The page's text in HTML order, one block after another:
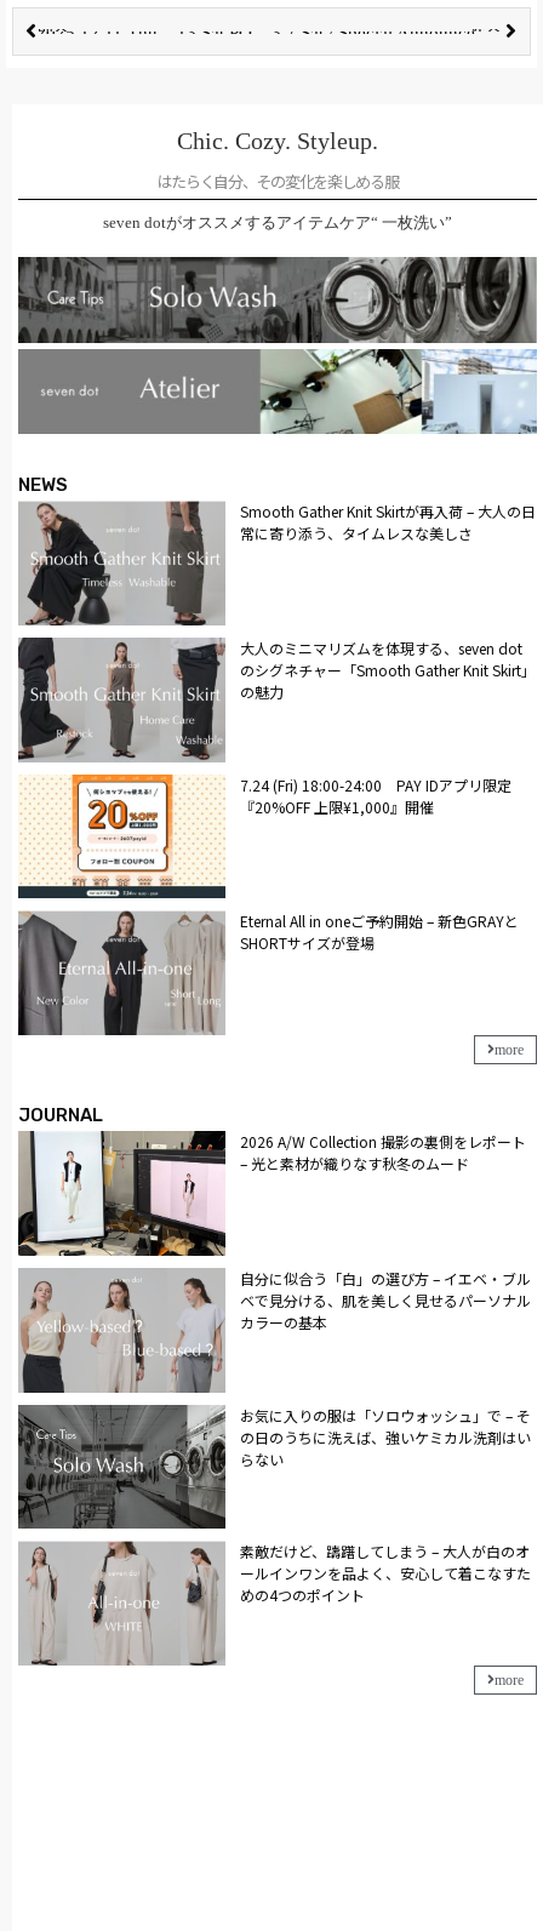
前へ 次へ
3.7 Sat / Special Announcement｜Adé Charity Bazaar
Chic. Cozy. Styleup.
はたらく自分、その変化を楽しめる服
seven dotがオススメするアイテムケア“ 一枚洗い”
NEWS
Smooth Gather Knit Skirtが再入荷 – 大人の日
常に寄り添う、タイムレスな美しさ
大人のミニマリズムを体現する、seven dot
のシグネチャー「Smooth Gather Knit Skirt」
の魅力
7.24 (Fri) 18:00-24:00 PAY IDアプリ限定
『20%OFF 上限¥1,000』開催
Eternal All in oneご予約開始 – 新色GRAYと
SHORTサイズが登場
more
JOURNAL
2026 A/W Collection 撮影の裏側をレポート
– 光と素材が織りなす秋冬のムード
自分に似合う「白」の選び方 – イエベ・ブル
ベで見分ける、肌を美しく見せるパーソナル
カラーの基本
お気に入りの服は「ソロウォッシュ」で – そ
の日のうちに洗えば、強いケミカル洗剤はい
らない
素敵だけど、躊躇してしまう – 大人が白のオ
ールインワンを品よく、安心して着こなすた
めの4つのポイント
more